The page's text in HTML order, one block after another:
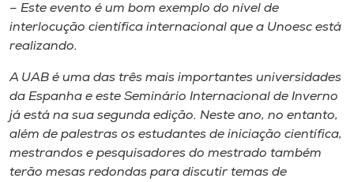
– Este evento é um bom exemplo do nível de
interlocução científica internacional que a Unoesc está
realizando.
A UAB é uma das três mais importantes universidades
da Espanha e este Seminário Internacional de Inverno
já está na sua segunda edição. Neste ano, no entanto,
além de palestras os estudantes de iniciação científica,
mestrandos e pesquisadores do mestrado também
terão mesas redondas para discutir temas de